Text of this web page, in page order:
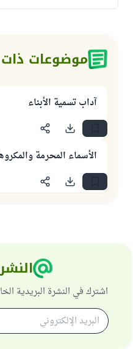
موضوعات
آداب تسمية الأبناء
الأسماء المحرمة
اشترك في النشرة البريدية